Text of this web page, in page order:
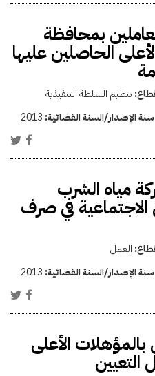
بمحافظة
الحاصلين عليها
تنظيم السلطة التنفيذية
سنة الإصدار/السنة القضائية: 2013
مياه الشرب
الاجتماعية في صرف
العمل
سنة الإصدار/السنة القضائية: 2013
بالمؤهلات الأعلى
التعيين